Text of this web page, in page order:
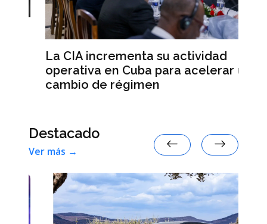
La CIA incrementa su actividad
operativa en Cuba para acelerar un
cambio de régimen
Destacado
Ver más →